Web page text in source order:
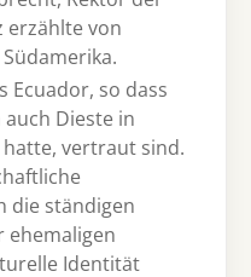
erzählte von
Ecuador, so dass
Dieste in
vertraut sind.
die ständigen
ehemaligen
Identität